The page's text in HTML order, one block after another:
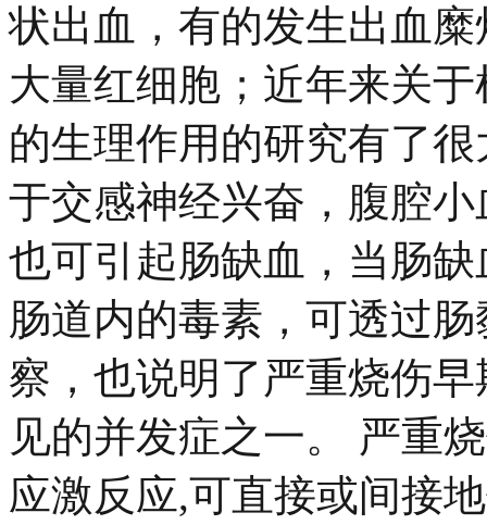
状出血，有的发生出血
大量红细胞；近年来关
的生理作用的研究有了
于交感神经兴奋，腹腔
也可引起肠缺血，当肠
肠道内的毒素，可透过
察，也说明了严重烧伤
见的并发症之一。 严重
应激反应,可直接或间接